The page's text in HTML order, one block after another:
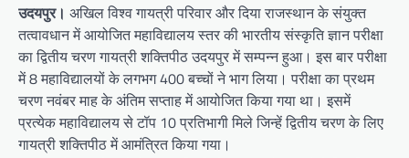
उदयपुर। अखिल विश्व गायत्री परिवार और दिया राजस्थान के संयुक्त
तत्वावधान में आयोजित महाविद्यालय स्तर की भारतीय संस्कृति ज्ञान परीक्षा
का द्वितीय चरण गायत्री शक्तिपीठ उदयपुर में सम्पन्न हुआ। इस बार परीक्षा
में 8 महाविद्यालयों के लगभग 400 बच्चों ने भाग लिया। परीक्षा का प्रथम
चरण नवंबर माह के अंतिम सप्ताह में आयोजित किया गया था। इसमें
प्रत्येक महाविद्यालय से टॉप 10 प्रतिभागी मिले जिन्हें द्वितीय चरण के लिए
गायत्री शक्तिपीठ में आमंत्रित किया गया।